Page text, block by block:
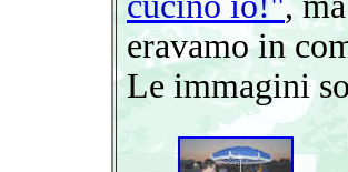
eravamo in
Le immagini